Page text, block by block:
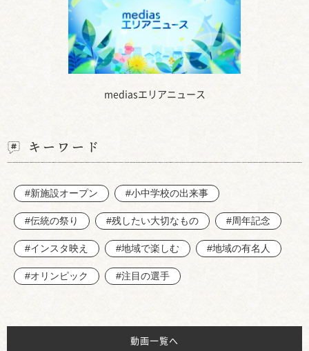
mediasエリアニュース
キーワード
#新施設オープン #小中学校の出来事
#伝統の祭り #残したい大切なもの #周年記念
#インスタ映え #地域で楽しむ #地域の有名人
#オリンピック #注目の選手
動画一覧へ